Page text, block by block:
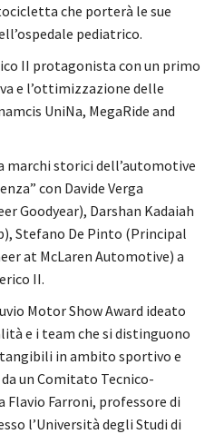
che porterà le sue
pediatrico.
II protagonista con un primo
e l’ottimizzazione delle
UniNa, MegaRide and
marchi storici dell’automotive
con Davide Verga
Goodyear), Darshan Kadaiah
Stefano De Pinto (Principal
at McLaren Automotive) a
II.
Motor Show Award ideato
e i team che si distinguono
in ambito sportivo e
un Comitato Tecnico-
Farroni, professore di
l’Università degli Studi di